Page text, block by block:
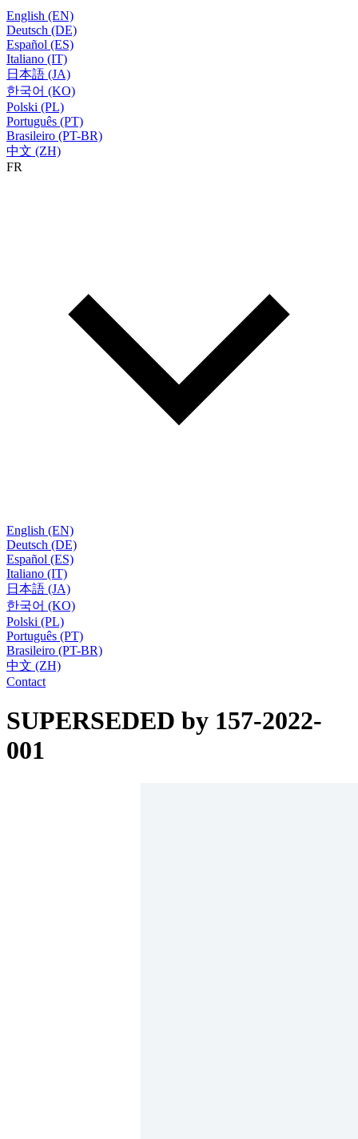
English (EN)
Deutsch (DE)
Español (ES)
Italiano (IT)
日本語 (JA)
한국어 (KO)
Polski (PL)
Português (PT)
Brasileiro (PT-BR)
中文 (ZH)
FR
English (EN)
Deutsch (DE)
Español (ES)
Italiano (IT)
日本語 (JA)
한국어 (KO)
Polski (PL)
Português (PT)
Brasileiro (PT-BR)
中文 (ZH)
Contact
SUPERSEDED by 157-2022-
001